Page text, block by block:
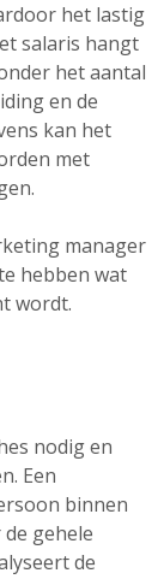
het lastig
salaris hangt
het aantal
en de
kan het
met
manager
hebben wat
wordt.
nodig en
Een
binnen
gehele
de